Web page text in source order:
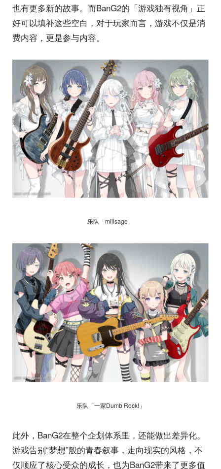
也有更多新的故事。而BanG2的「游戏独有视角」正
好可以填补这些空白，对于玩家而言，游戏不仅是消
费内容，更是参与内容。
乐队「millsage」
乐队「一家Dumb Rock!」
此外，BanG2在整个企划体系里，还能做出差异化。
游戏告别“梦想”般的青春叙事，走向现实的风格，不
仅顺应了核心受众的成长，也为BanG2带来了更多值